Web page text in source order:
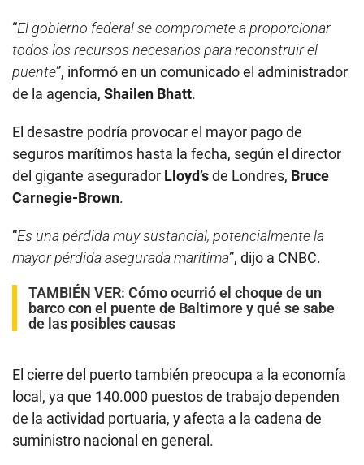
“El gobierno federal se compromete a proporcionar
todos los recursos necesarios para reconstruir el
puente”, informó en un comunicado el administrador
de la agencia, Shailen Bhatt.
El desastre podría provocar el mayor pago de
seguros marítimos hasta la fecha, según el director
del gigante asegurador Lloyd’sde Londres, Bruce
Carnegie-Brown.
“Es una pérdida muy sustancial, potencialmente la
mayor pérdida asegurada marítima”, dijo a CNBC.
TAMBIÉN VER: Cómo ocurrió el choque de un
barco con el puente de Baltimore y qué se sabe
de las posibles causas
El cierre del puerto también preocupa a la economía
local, ya que 140.000 puestos de trabajo dependen
de la actividad portuaria, y afecta a la cadena de
suministro nacional en general.